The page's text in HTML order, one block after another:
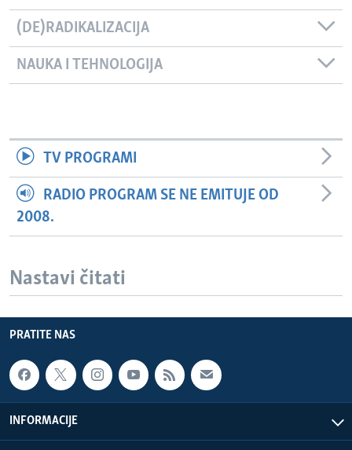
(DE)RADIKALIZACIJA
NAUKA I TEHNOLOGIJA
TV PROGRAMI
RADIO PROGRAM SE NE EMITUJE OD
2008.
Nastavi čitati
PRATITE NAS
INFORMACIJE